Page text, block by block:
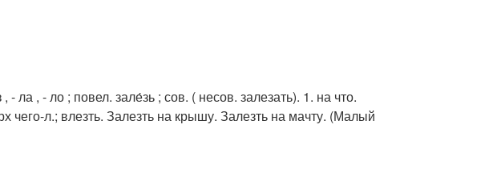
, - ло ; повел. зале́зь ; сов. ( несов. залезать). 1. на что.
чего-л.; влезть. Залезть на крышу. Залезть на мачту. (Малый